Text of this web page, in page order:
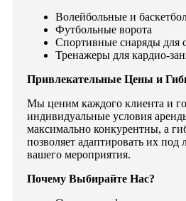
Волейбольные и
Футбольные ворота
Спортивные снаряды для
Тренажеры для кардио-
Привлекательные Цены и
Мы ценим каждого клиента и
индивидуальные условия
максимально конкурентны, а
позволяет адаптировать их
вашего мероприятия.
Почему Выбирайте Нас?